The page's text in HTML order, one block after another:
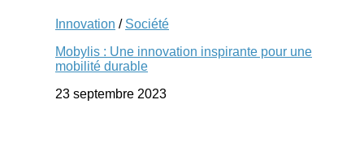
Innovation / Société
Mobylis : Une innovation inspirante pour une
mobilité durable
23 septembre 2023